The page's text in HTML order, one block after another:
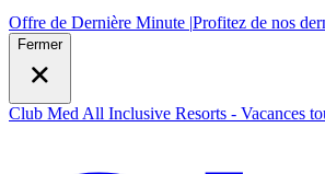
Offre de Dernière Minute |Profitez de nos
Fermer
Club Med All Inclusive Resorts - Vacances